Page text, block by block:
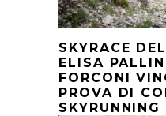
SKYRACE
ELISA
FORCONI
PROVA DI
SKYRUNNING